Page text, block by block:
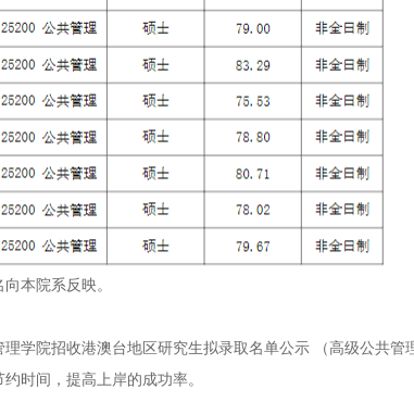
本院系反映。
学院招收港澳台地区研究生拟录取名单公示 （高级公共管
时间，提高上岸的成功率。